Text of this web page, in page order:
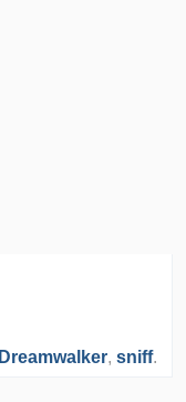
Dreamwalker, sniff.